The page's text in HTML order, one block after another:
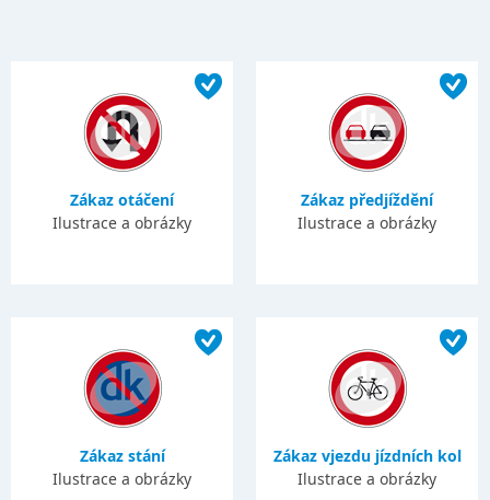
Zákaz otáčení
Ilustrace a obrázky
Zákaz předjíždění
Ilustrace a obrázky
Zákaz stání
Ilustrace a obrázky
Zákaz vjezdu jízdních kol
Ilustrace a obrázky